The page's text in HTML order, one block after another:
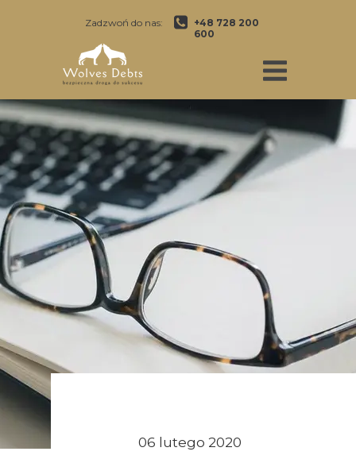
+48 728 200
600
Zadzwoń do nas:
06 lutego 2020